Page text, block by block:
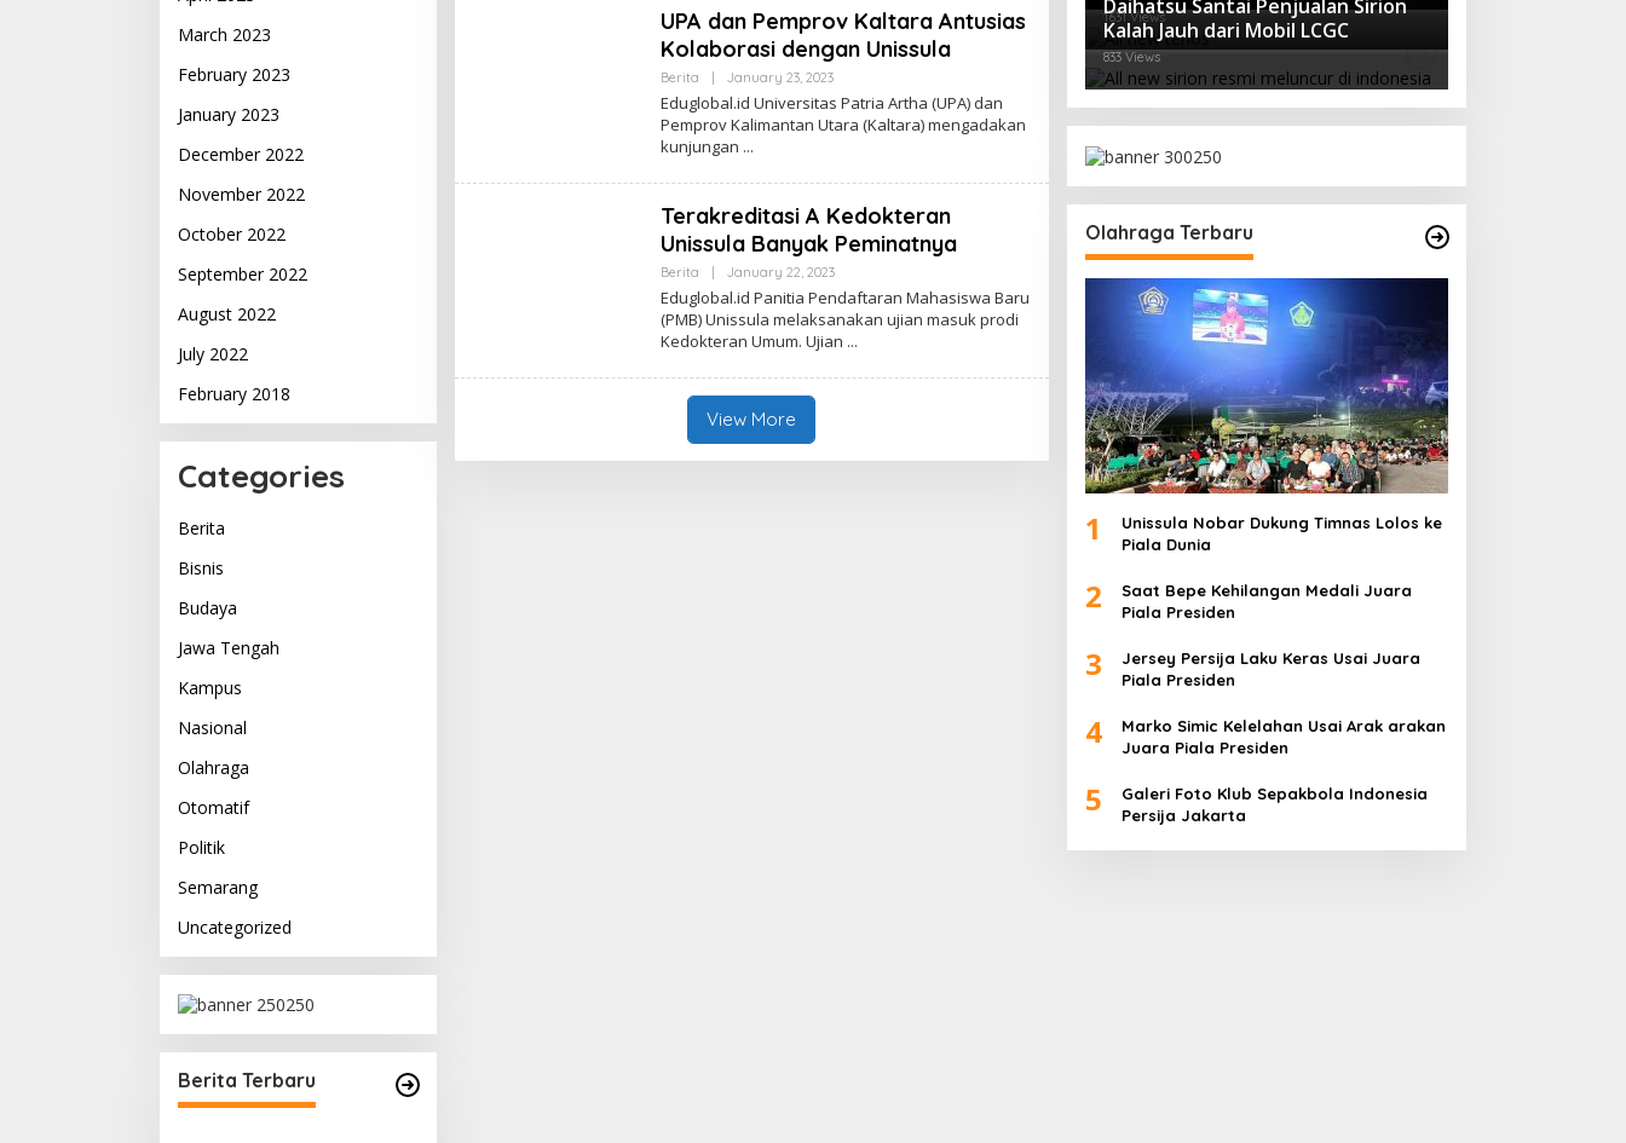
March 2023
February 2023
January 2023
December 2022
November 2022
October 2022
September 2022
August 2022
July 2022
February 2018
Categories
Berita
Bisnis
Budaya
Jawa Tengah
Kampus
Nasional
Olahraga
Otomatif
Politik
Semarang
Uncategorized
Berita Terbaru
UPA dan Pemprov Kaltara Antusias
Kolaborasi dengan Unissula
Berita January 23, 2023By
Edu
Eduglobal.id Universitas Patria Artha (UPA) dan
Pemprov Kalimantan Utara (Kaltara) mengadakan
kunjungan
Terakreditasi A Kedokteran
Unissula Banyak Peminatnya
Berita January 22, 2023By
Edu
Eduglobal.id Panitia Pendaftaran Mahasiswa Baru
(PMB) Unissula melaksanakan ujian masuk prodi
Kedokteran Umum. Ujian
View More
1631 Views
Daihatsu Santai Penjualan Sirion
Kalah Jauh dari Mobil LCGC
833 Views
Olahraga Terbaru
1
Unissula Nobar Dukung Timnas Lolos ke
Piala Dunia
2
Saat Bepe Kehilangan Medali Juara
Piala Presiden
3
Jersey Persija Laku Keras Usai Juara
Piala Presiden
4
Marko Simic Kelelahan Usai Arak arakan
Juara Piala Presiden
5
Galeri Foto Klub Sepakbola Indonesia
Persija Jakarta